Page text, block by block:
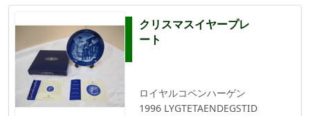
クリスマスイヤープレ
ート
ロイヤルコペンハーゲン
1996 LYGTETAENDEGSTID